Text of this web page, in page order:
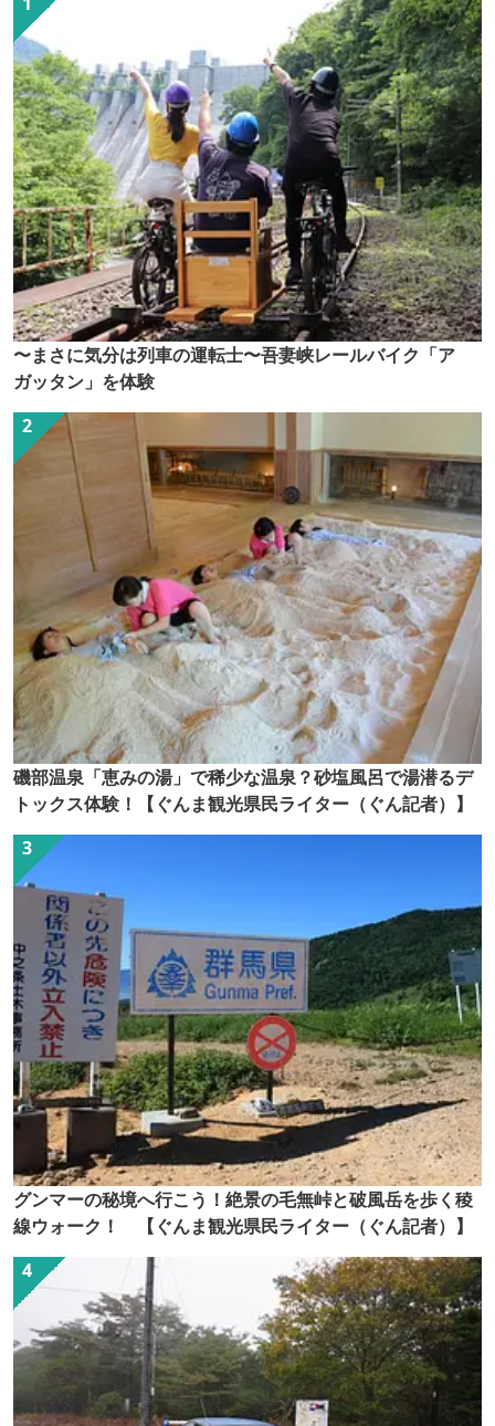
〜まさに気分は列車の運転士〜吾妻峡レールバイク「ア
ガッタン」を体験
磯部温泉「恵みの湯」で稀少な温泉？砂塩風呂で湯潜るデ
トックス体験！【ぐんま観光県民ライター（ぐん記者）】
グンマーの秘境へ行こう！絶景の毛無峠と破風岳を歩く稜
線ウォーク！ 【ぐんま観光県民ライター（ぐん記者）】